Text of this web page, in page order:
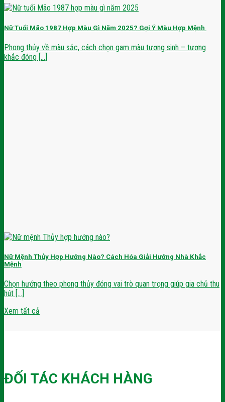
Nữ Tuổi Mão 1987 Hợp Màu Gì Năm 2025? Gợi Ý Màu Hợp Mệnh
Phong thủy về màu sắc, cách chọn gam màu tương sinh – tương
khắc đóng [...]
Nữ Mệnh Thủy Hợp Hướng Nào? Cách Hóa Giải Hướng Nhà Khắc
Mệnh
Chọn hướng theo phong thủy đóng vai trò quan trọng giúp gia chủ thu
hút [...]
Xem tất cả
ĐỐI TÁC KHÁCH HÀNG